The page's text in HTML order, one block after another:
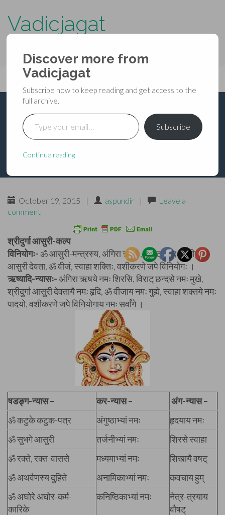
Vadicjagat
Primary
Menu
content
Vadicjagat
श्रीदुर्गा आसुरी-कल्प
October 19, 2015 | aspundir |
Leave a
comment
श्रीदुर्गा आसुरी-कल्प
विनियोगः-ॐ आसुरी-मन्त्रस्य, अंगिरा ऋषिः, विराट् छन्दः, श्रीदुर्गा
आसुरी देवता, ॐ वीजं, स्वाहा शक्तिः, वशीकरणे जपे विनियोगः ।
ऋष्यादि-न्यासः- अंगिरा ऋषये नमः शिरसि, विराट् छन्दसे नमः मुखे,
श्रीदुर्गा आसुरी देवतायै नमः हृदि, ॐ वीजाय नमः गुह्ये, स्वाहा शक्तये नमः
पादयो, वशीकरणे जपे विनियोगाय नमः सर्वांगे ।
षडङ्ग-न्यास – कर-न्यास –
अंग-न्यास –
ॐ कटुके कटुक-पत्र
अंगुष्ठाभ्यां नमः
हृदयाय नमः
ॐ सुभगे आसुरी
तर्जनीभ्यां नमः
शिरसे स्वाहा
ॐ रक्ते, रक्त-वाससे
मध्यमाभ्यां नमः
शिखायै वषट्
ॐ अथर्वणस्य दुहिते
अनामिकाभ्यां नमः
कवचाय हुम्
ॐ अघोरे अघोर-कर्म-
कारिके
कनिष्ठिकाभ्यां नमः
नेत्र-त्रयाय
वौषट्
Discover more from
Vadicjagat
Subscribe now to keep reading and get access to the
full archive.
Type your email…
Subscribe
Continue reading